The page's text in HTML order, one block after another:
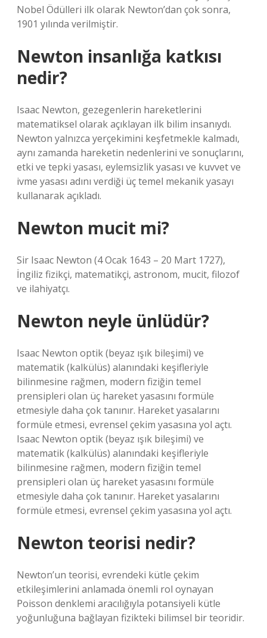
Nobel Ödülleri ilk olarak Newton’dan çok sonra,
1901 yılında verilmiştir.
Newton insanlığa katkısı
nedir?
Isaac Newton, gezegenlerin hareketlerini
matematiksel olarak açıklayan ilk bilim insanıydı.
Newton yalnızca yerçekimini keşfetmekle kalmadı,
aynı zamanda hareketin nedenlerini ve sonuçlarını,
etki ve tepki yasası, eylemsizlik yasası ve kuvvet ve
ivme yasası adını verdiği üç temel mekanik yasayı
kullanarak açıkladı.
Newton mucit mi?
Sir Isaac Newton (4 Ocak 1643 – 20 Mart 1727),
İngiliz fizikçi, matematikçi, astronom, mucit, filozof
ve ilahiyatçı.
Newton neyle ünlüdür?
Isaac Newton optik (beyaz ışık bileşimi) ve
matematik (kalkülüs) alanındaki keşifleriyle
bilinmesine rağmen, modern fiziğin temel
prensipleri olan üç hareket yasasını formüle
etmesiyle daha çok tanınır. Hareket yasalarını
formüle etmesi, evrensel çekim yasasına yol açtı.
Isaac Newton optik (beyaz ışık bileşimi) ve
matematik (kalkülüs) alanındaki keşifleriyle
bilinmesine rağmen, modern fiziğin temel
prensipleri olan üç hareket yasasını formüle
etmesiyle daha çok tanınır. Hareket yasalarını
formüle etmesi, evrensel çekim yasasına yol açtı.
Newton teorisi nedir?
Newton’un teorisi, evrendeki kütle çekim
etkileşimlerini anlamada önemli rol oynayan
Poisson denklemi aracılığıyla potansiyeli kütle
yoğunluğuna bağlayan fizikteki bilimsel bir teoridir.